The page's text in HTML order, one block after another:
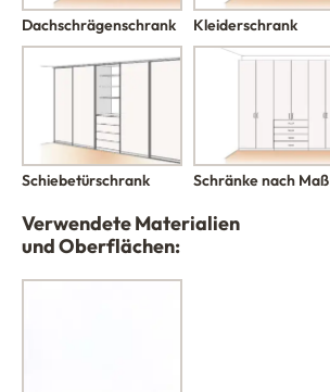
Dachschrägenschrank Kleiderschrank
Schiebetürschrank Schränke nach Maß
Verwendete Materialien
und Oberflächen: